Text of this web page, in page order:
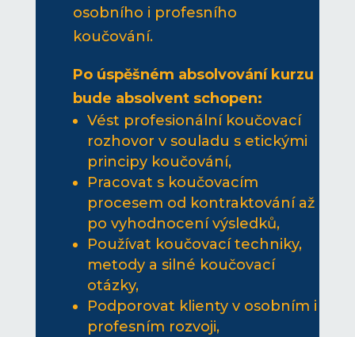
osobního i profesního
koučování.
Po úspěšném absolvování kurzu
bude absolvent schopen:
Vést profesionální koučovací
rozhovor v souladu s etickými
principy koučování,
Pracovat s koučovacím
procesem od kontraktování až
po vyhodnocení výsledků,
Používat koučovací techniky,
metody a silné koučovací
otázky,
Podporovat klienty v osobním i
profesním rozvoji,